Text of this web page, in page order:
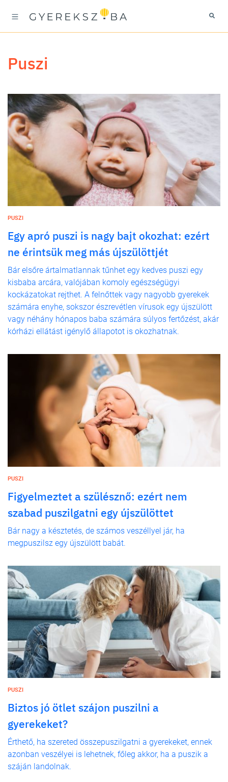
puszi
PUSZI
Egy apró puszi is nagy bajt okozhat: ezért
ne érintsük meg más újszülöttjét
Bár elsőre ártalmatlannak tűnhet egy kedves puszi egy
kisbaba arcára, valójában komoly egészségügyi
kockázatokat rejthet. A felnőttek vagy nagyobb gyerekek
számára enyhe, sokszor észrevétlen vírusok egy újszülött
vagy néhány hónapos baba számára súlyos fertőzést, akár
kórházi ellátást igénylő állapotot is okozhatnak.
PUSZI
Figyelmeztet a szülésznő: ezért nem
szabad puszilgatni egy újszülöttet
Bár nagy a késztetés, de számos veszéllyel jár, ha
megpuszilsz egy újszülött babát.
PUSZI
Biztos jó ötlet szájon puszilni a
gyerekeket?
Érthető, ha szereted összepuszilgatni a gyerekeket, ennek
azonban veszélyei is lehetnek, főleg akkor, ha a puszik a
száján landolnak.